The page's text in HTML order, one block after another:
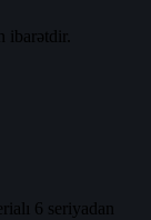
ibarətdir.
6 seriyadan